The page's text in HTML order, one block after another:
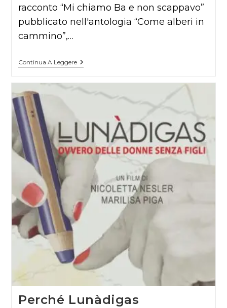
racconto “Mi chiamo Ba e non scappavo”
pubblicato nell'antologia “Come alberi in
cammino”,…
Continua A LeggereMi
Chiamo
E
Non
Recensione
Senza
Spoiler
Perché Lunàdigas